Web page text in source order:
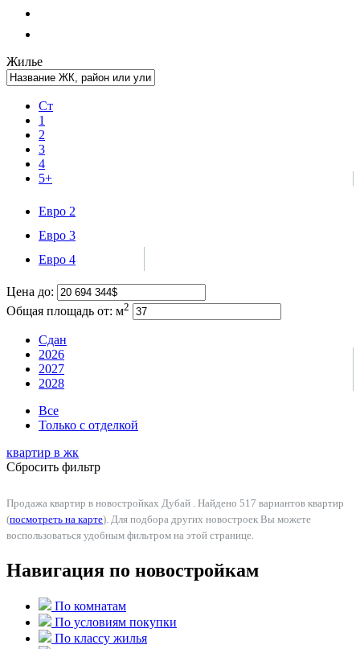
Жилье
Ст
1
2
3
4
5+
Евро 2
Евро 3
Евро 4
Цена до:
Общая площадь от: м2
Сдан
2026
2027
2028
Все
Только с отделкой
квартир в жк
Сбросить фильтр
Продажа квартир в новостройках Дубай . Найдено 517 вариантов квартир
(посмотреть на карте). Для подбора других новостроек Вы можете
воспользоваться удобным фильтром на этой странице.
Навигация по новостройкам
По комнатам
По условиям покупки
По классу жилья